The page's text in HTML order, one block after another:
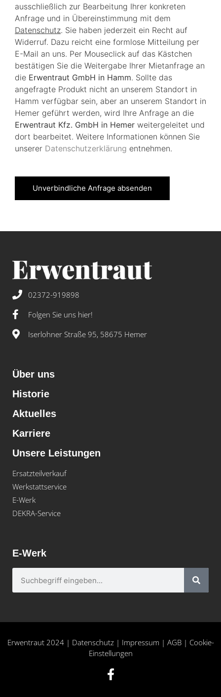
ausschließlich zur Bearbeitung Ihrer konkreten
Anfrage und in Übereinstimmung mit dem
Datenschutz. Sie haben jederzeit ein Recht auf
Widerruf. Dazu reicht eine formlose Mitteilung per
E-Mail an uns. Per Mouseclick auf das Kästchen
bestätigen Sie die Weitergabe Ihrer Mietanfrage an
die Erwentraut GmbH in Hamm. Sollte das
angefragte Produkt nicht an unserem Standort in
Hamm verfügbar sein, aber an unserem Standort in
Hemer geführt werden, wird Ihre Anfrage an die
Erwentraut Kfz. GmbH in Hemer weitergeleitet und
dort bearbeitet. Weitere Informationen können Sie
unserer Datenschutzerklärung entnehmen.
Unverbindliche Anfrage absenden
02372-919898
Folgen Sie uns hier!
Iserlohner Straße 95, 58675 Hemer
Über uns
Historie
Aktuelles
Karriere
Unsere Leistungen
Ersatzteilverkauf
Werkstattservice
E-Werk
DEKRA-Service
E-Werk
Erwentraut 2024| Datenschutz| Impressum | AGB| Cookie-
Einstellungen